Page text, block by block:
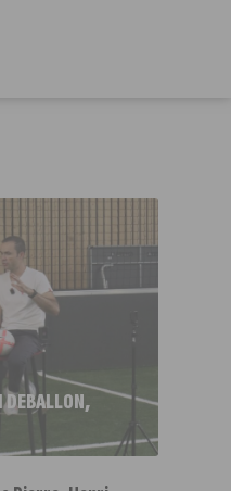
DEBALLON,